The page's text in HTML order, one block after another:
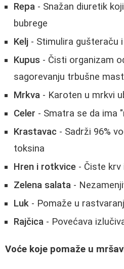
Repa - Snažan diuretik
bubrege
Kelj - Stimulira gušteraču
Kupus - Čisti organizam
sagorevanju trbušne
Mrkva - Karoten u mrkvi
Celer - Smatra se da ima
Krastavac - Sadrži 96%
toksina
Hren i rotkvice - Čiste
Zelena salata -
Luk - Pomaže u
Rajčica - Povećava
Voće koje pomaže u